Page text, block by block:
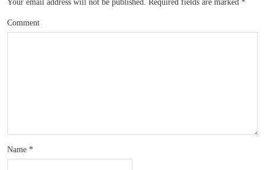
Your email address will not be published. Required fields are marked *
Comment
Name *